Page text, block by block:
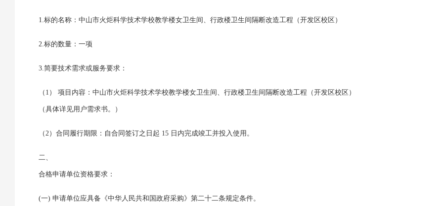
1.标的名称：中山市火炬科学技术学校教学楼女卫生间、行政楼卫生间隔断改造工程（开发区校区）
2.标的数量：一项
3.简要技术需求或服务要求：
（1） 项目内容：中山市火炬科学技术学校教学楼女卫生间、行政楼卫生间隔断改造工程（开发区校区）
（具体详见用户需求书。）
（2）合同履行期限：自合同签订之日起 15 日内完成竣工并投入使用。
二、
合格申请单位资格要求：
(一) 申请单位应具备《中华人民共和国政府采购》第二十二条规定条件。